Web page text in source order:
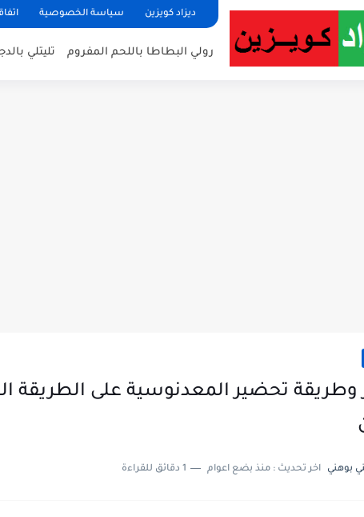
ديزاد كويزين سياسة الخصوصية
رولي البطاطا باللحم المفروم تليتلي
وطريقة تحضير المعدنوسية على الطريقة
بوهني اخر تحديث : منذ بضع اعوام 1 دقائق للقراءة